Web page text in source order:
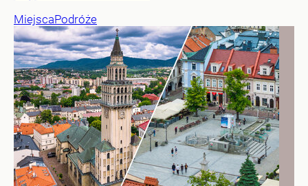
MiejscaPodróże